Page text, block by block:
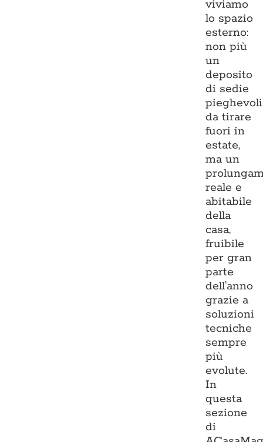
viviamo
lo spazio
esterno:
non più
un
deposito
di sedie
pieghevoli
da tirare
fuori in
estate,
ma un
reale e
abitabile
della
casa,
fruibile
per gran
parte
dell’anno
grazie a
soluzioni
tecniche
sempre
più
evolute.
In
questa
sezione
di